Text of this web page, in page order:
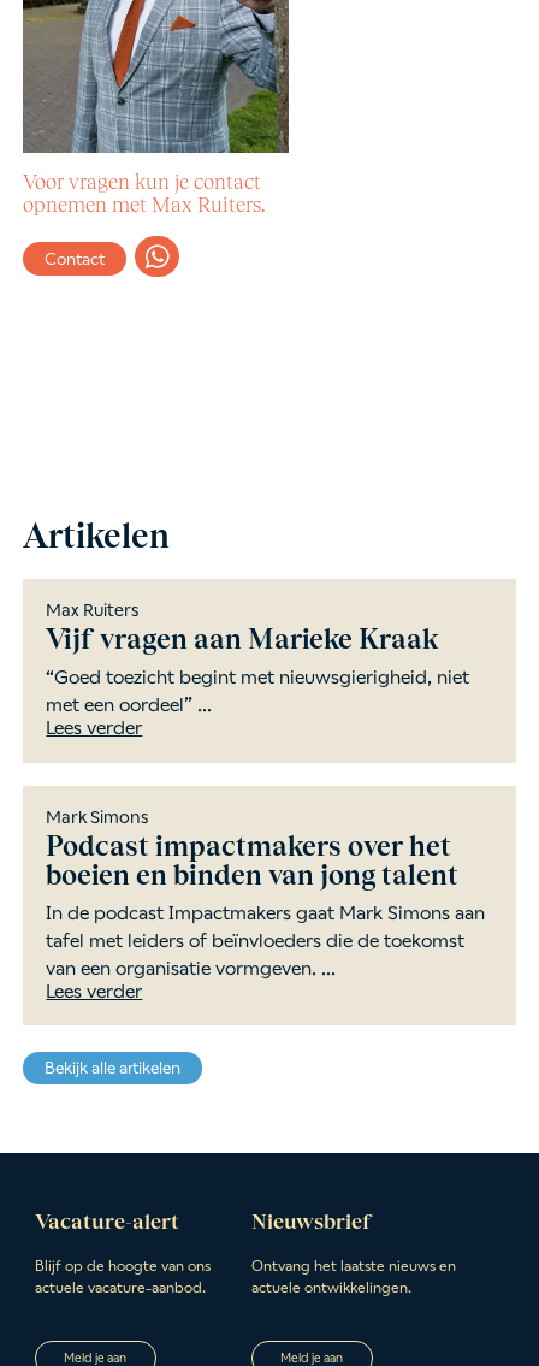
Voor vragen kun je contact
opnemen met Max Ruiters.
Contact
Artikelen
Max Ruiters
Vijf vragen aan Marieke Kraak
“Goed toezicht begint met nieuwsgierigheid, niet
met een oordeel” ...
Lees verder
Mark Simons
Podcast impactmakers over het
boeien en binden van jong talent
In de podcast Impactmakers gaat Mark Simons aan
tafel met leiders of beïnvloeders die de toekomst
van een organisatie vormgeven. ...
Lees verder
Bekijk alle artikelen
Vacature-alert
Blijf op de hoogte van ons
actuele vacature-aanbod.
Meld je aan
Nieuwsbrief
Ontvang het laatste nieuws en
actuele ontwikkelingen.
Meld je aan